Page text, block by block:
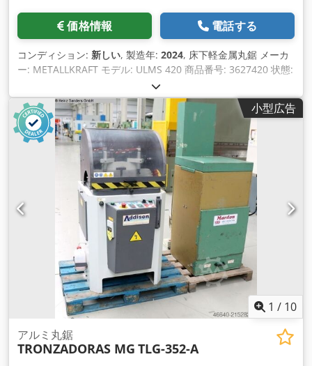
価格情報 電話する
コンディション: 新しい, 製造年: 2024, 床下軽金属丸鋸 メーカ
ー: METALLKRAFT モデル: ULMS 420 商品番号: 3627420 状態:
新品 切断面積(正方形): 120 x 120 mm 回転数: 2900 rpm 標準
装備 - 鋸刃 420 x 30 x 4.0 mm Z 120 - 最小量潤滑システム -
圧縮空気銃とスパイラルホース - 抽出システムに接続するため
の2つの抽出ソケット - 取扱説明書 Dcsdpfetuch Eox Ah Hsk
小型広告
1 / 10
アルミ丸鋸
TRONZADORAS MG TLG-352-A